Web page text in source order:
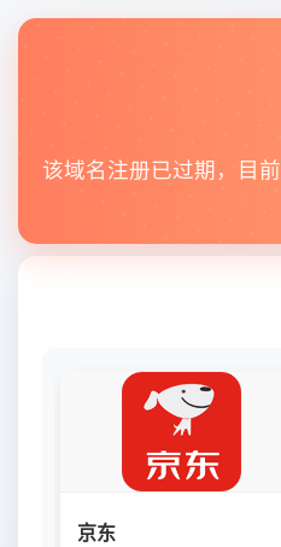
该域名注册已过期，目
京东